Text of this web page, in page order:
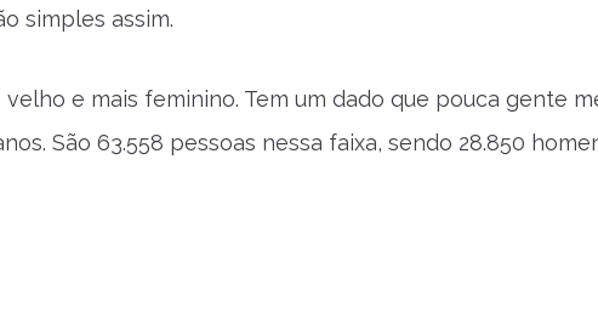
simples assim.
e mais feminino. Tem um dado que pouca gente
São 63.558 pessoas nessa faixa, sendo 28.850